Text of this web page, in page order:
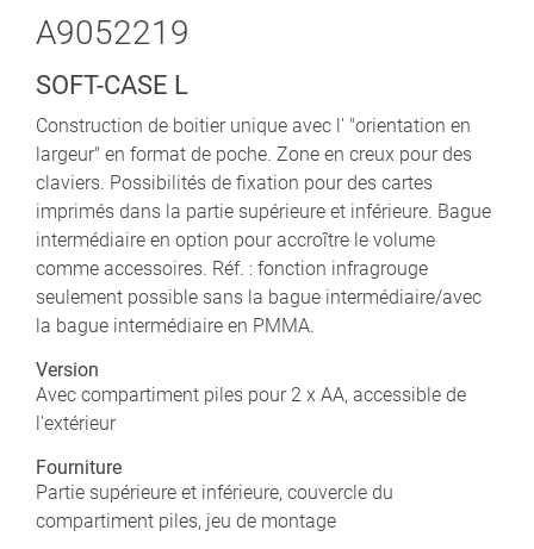
A9052219
SOFT-CASE L
Construction de boitier unique avec l' "orientation en
largeur" en format de poche. Zone en creux pour des
claviers. Possibilités de fixation pour des cartes
imprimés dans la partie supérieure et inférieure. Bague
intermédiaire en option pour accroître le volume
comme accessoires. Réf. : fonction infragrouge
seulement possible sans la bague intermédiaire/avec
la bague intermédiaire en PMMA.
Version
Avec compartiment piles pour 2 x AA, accessible de
l'extérieur
Fourniture
Partie supérieure et inférieure, couvercle du
compartiment piles, jeu de montage